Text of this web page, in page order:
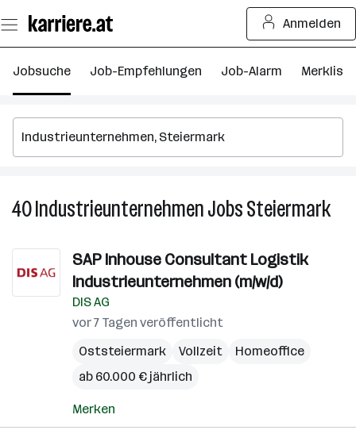
Seiteninhalt
springen
Anmelden
Jobsuche Job-Empfehlungen Job-Alarm Merkliste
40IndustrieunternehmenJobsSteiermark40
SAP Inhouse Consultant Logistik
Industrieunternehmen (m/w/d)
DIS AG
vor 7 Tagen veröffentlicht
Oststeiermark
Vollzeit
Homeoffice
ab 60.000 € jährlich
Merken